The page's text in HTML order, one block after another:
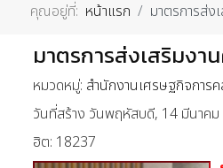
คุณอยู่ที่: หน้าแรก มาตรการส่ง
มาตรการส่งเสริมงา
หมวดหมู่: สำนักงานเศรษฐกิจการ
วันที่สร้าง วันพฤหัสบดี, 14 มีนาคม
ฮิต: 18237